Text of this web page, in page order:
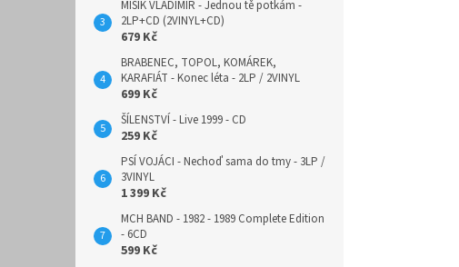
MIŠÍK VLADIMÍR - Jednou tě potkám -
2LP+CD (2VINYL+CD)
679 Kč
BRABENEC, TOPOL, KOMÁREK,
KARAFIÁT - Konec léta - 2LP / 2VINYL
699 Kč
ŠÍLENSTVÍ - Live 1999 - CD
259 Kč
PSÍ VOJÁCI - Nechoď sama do tmy - 3LP /
3VINYL
1 399 Kč
MCH BAND - 1982 - 1989 Complete Edition
- 6CD
599 Kč